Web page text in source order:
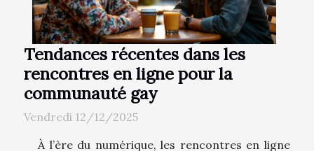
Tendances récentes dans les
rencontres en ligne pour la
communauté gay
Vendredi 12/12/2025
À l’ère du numérique, les rencontres en ligne